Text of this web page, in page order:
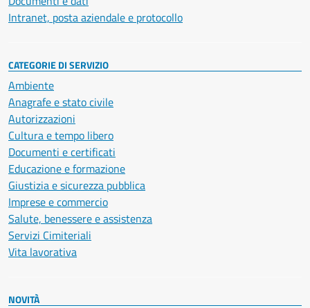
Intranet, posta aziendale e protocollo
CATEGORIE DI SERVIZIO
Ambiente
Anagrafe e stato civile
Autorizzazioni
Cultura e tempo libero
Documenti e certificati
Educazione e formazione
Giustizia e sicurezza pubblica
Imprese e commercio
Salute, benessere e assistenza
Servizi Cimiteriali
Vita lavorativa
NOVITÀ